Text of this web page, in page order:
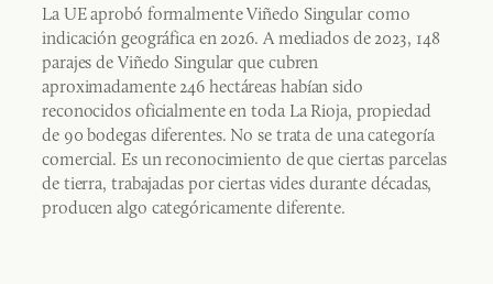
La UE aprobó formalmente Viñedo Singular como
indicación geográfica en 2026. A mediados de 2023, 148
parajes de Viñedo Singular que cubren
aproximadamente 246 hectáreas habían sido
reconocidos oficialmente en toda La Rioja, propiedad
de 90 bodegas diferentes. No se trata de una categoría
comercial. Es un reconocimiento de que ciertas parcelas
de tierra, trabajadas por ciertas vides durante décadas,
producen algo categóricamente diferente.